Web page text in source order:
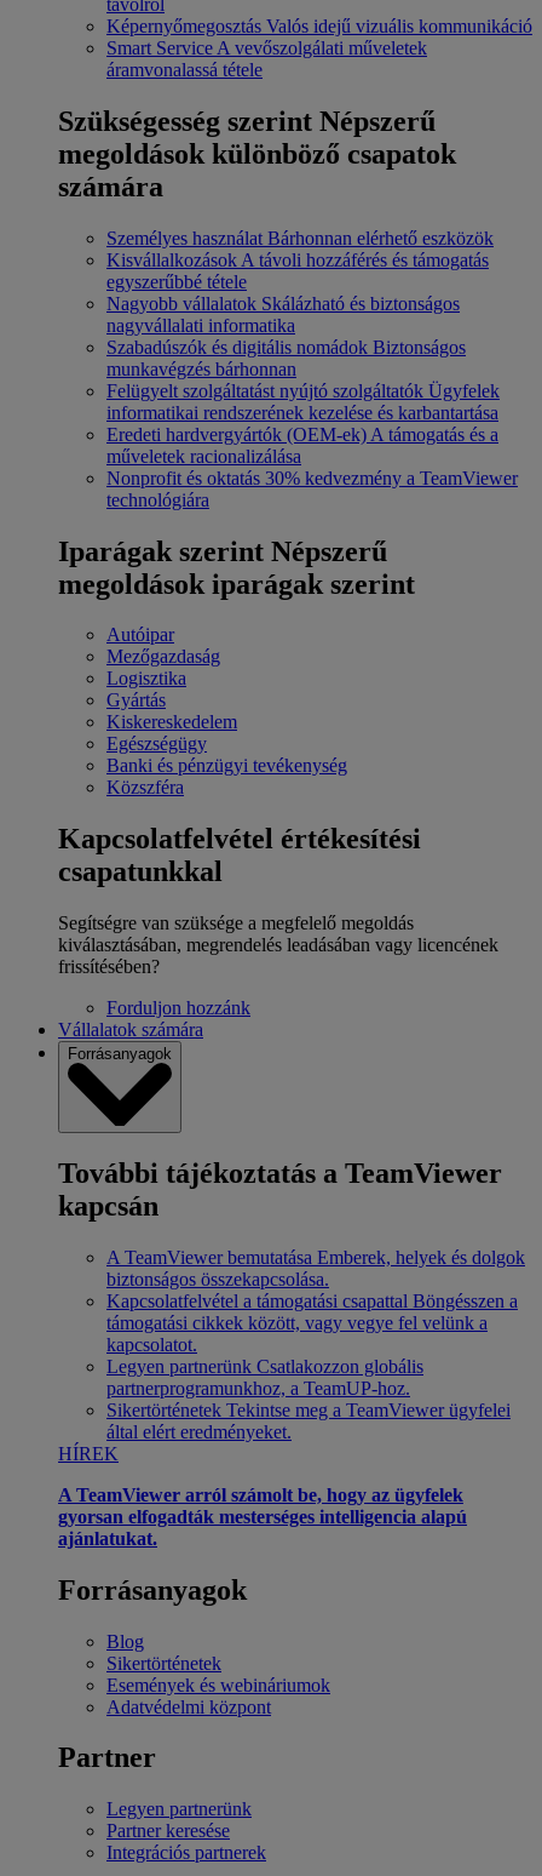
Képernyőmegosztás Valós idejű vizuális kommunikáció
Smart Service A vevőszolgálati műveletek
áramvonalassá tétele
Szükségesség szerint Népszerű
megoldások különböző csapatok
számára
Személyes használat Bárhonnan elérhető eszközök
Kisvállalkozások A távoli hozzáférés és támogatás
egyszerűbbé tétele
Nagyobb vállalatok Skálázható és biztonságos
nagyvállalati informatika
Szabadúszók és digitális nomádok Biztonságos
munkavégzés bárhonnan
Felügyelt szolgáltatást nyújtó szolgáltatók Ügyfelek
informatikai rendszerének kezelése és karbantartása
Eredeti hardvergyártók (OEM-ek) A támogatás és a
műveletek racionalizálása
Nonprofit és oktatás 30% kedvezmény a TeamViewer
technológiára
Iparágak szerint Népszerű
megoldások iparágak szerint
Autóipar
Mezőgazdaság
Logisztika
Gyártás
Kiskereskedelem
Egészségügy
Banki és pénzügyi tevékenység
Közszféra
Kapcsolatfelvétel értékesítési
csapatunkkal
Segítségre van szüksége a megfelelő megoldás
kiválasztásában, megrendelés leadásában vagy licencének
frissítésében?
Forduljon hozzánk
Vállalatok számára
Forrásanyagok
További tájékoztatás a TeamViewer
kapcsán
A TeamViewer bemutatása Emberek, helyek és dolgok
biztonságos összekapcsolása.
Kapcsolatfelvétel a támogatási csapattal Böngésszen a
támogatási cikkek között, vagy vegye fel velünk a
kapcsolatot.
Legyen partnerünk Csatlakozzon globális
partnerprogramunkhoz, a TeamUP-hoz.
Sikertörténetek Tekintse meg a TeamViewer ügyfelei
által elért eredményeket.
HÍREK
A TeamViewer arról számolt be, hogy az ügyfelek
gyorsan elfogadták mesterséges intelligencia alapú
ajánlatukat.
Forrásanyagok
Blog
Sikertörténetek
Események és webináriumok
Adatvédelmi központ
Partner
Legyen partnerünk
Partner keresése
Integrációs partnerek